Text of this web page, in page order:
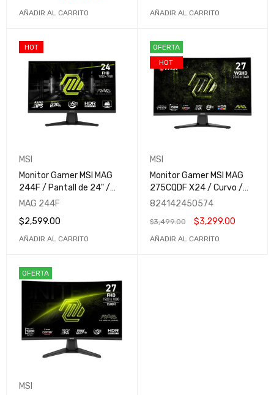
120Hz / HDMI y
AÑADIR AL CARRITO
MAG 346CQ
AÑADIR AL CARRITO
HOT
MSI
Monitor Gamer MSI MAG
244F / Pantall de 24" /
FHD (1920x1080) / Rapid
Adaptive Sync / HDR
Ready / MAG 244F
MAG 244F
$2,599.00
AÑADIR AL CARRITO
OFERTA
HOT
MSI
Monitor Gamer MSI MAG
275CQDF X24 / Curvo /
27" / Dual Mode (QHD
0.5ms / Rapid VA / HDR
Ready / MAG 275CQDF
824142450574
$3,499.00 $3,299.00
AÑADIR AL CARRITO
OFERTA
MSI